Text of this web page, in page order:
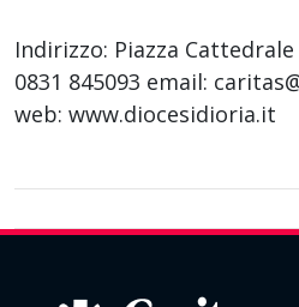
Indirizzo: Piazza Cattedrale
0831 845093 email:
web: www.diocesidioria.it